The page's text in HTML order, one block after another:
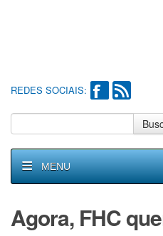
REDES SOCIAIS:
MENU
Agora, FHC